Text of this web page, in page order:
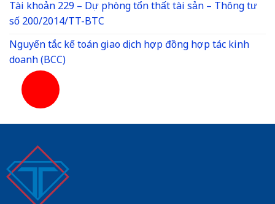
Tài khoản 229 – Dự phòng tổn thất tài sản – Thông tư
số 200/2014/TT-BTC
Nguyến tắc kế toán giao dịch hợp đồng hợp tác kinh
doanh (BCC)